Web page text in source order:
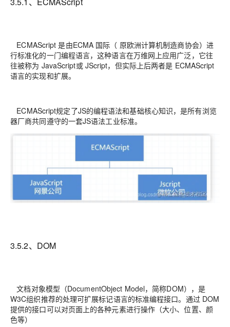
ECMAScript 是由ECMA 国际（ 原欧洲计算机制造商协会）进
行标准化的一门编程语言，这种语言在万维网上应用广泛，它往
往被称为 JavaScript或 JScript，但实际上后两者是 ECMAScript
语言的实现和扩展。
ECMAScript规定了JS的编程语法和基础核心知识，是所有浏览
器厂商共同遵守的一套JS语法工业标准。
3.5.2、DOM
文档对象模型（DocumentObject Model，简称DOM），是
W3C组织推荐的处理可扩展标记语言的标准编程接口。通过 DOM
提供的接口可以对页面上的各种元素进行操作（大小、位置、颜
色等）